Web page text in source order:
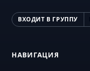
ВХОДИТ В ГРУППУ
НАВИГАЦИЯ